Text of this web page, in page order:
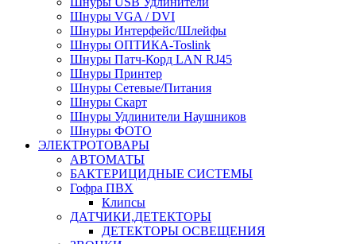
Шнуры VGA / DVI
Шнуры Интерфейс/Шлейфы
Шнуры ОПТИКА-Toslink
Шнуры Патч-Корд LAN RJ45
Шнуры Принтер
Шнуры Сетевые/Питания
Шнуры Скарт
Шнуры Удлинители Наушников
Шнуры ФОТО
ЭЛЕКТРОТОВАРЫ
АВТОМАТЫ
БАКТЕРИЦИДНЫЕ СИСТЕМЫ
Гофра ПВХ
Клипсы
ДАТЧИКИ,ДЕТЕКТОРЫ
ДЕТЕКТОРЫ ОСВЕЩЕНИЯ